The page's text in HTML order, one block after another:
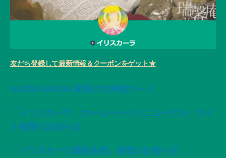
友だち登録して最新情報＆クーポンをゲット★
SACRA MAGIA 変容の72神性カード
「イリスカーラ」ホームページリニューアル・サイ
ト移管のお知らせ
「イリスカーラ購読会員」移管のお知らせ